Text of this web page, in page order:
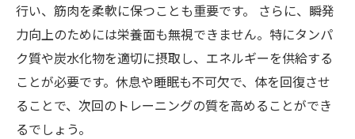
行い、筋肉を柔軟に保つことも重要です。 さらに、瞬発
力向上のためには栄養面も無視できません。特にタンパ
ク質や炭水化物を適切に摂取し、エネルギーを供給する
ことが必要です。休息や睡眠も不可欠で、体を回復させ
ることで、次回のトレーニングの質を高めることができ
るでしょう。